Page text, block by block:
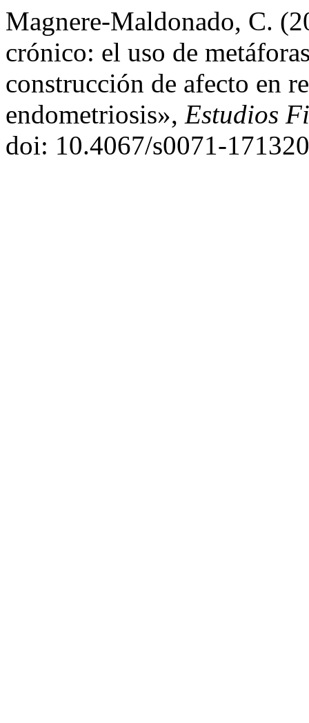
Magnere-Maldonado, C.
crónico: el uso de
construcción de afecto en
endometriosis», Estudios
doi: 10.4067/s0071-